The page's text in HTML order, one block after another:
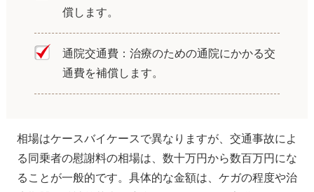
償します。
通院交通費：治療のための通院にかかる交
通費を補償します。
相場はケースバイケースで異なりますが、交通事故によ
る同乗者の慰謝料の相場は、数十万円から数百万円にな
ることが一般的です。具体的な金額は、ケガの程度や治